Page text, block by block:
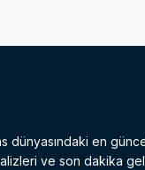
dünyasındaki en
ve son dakika